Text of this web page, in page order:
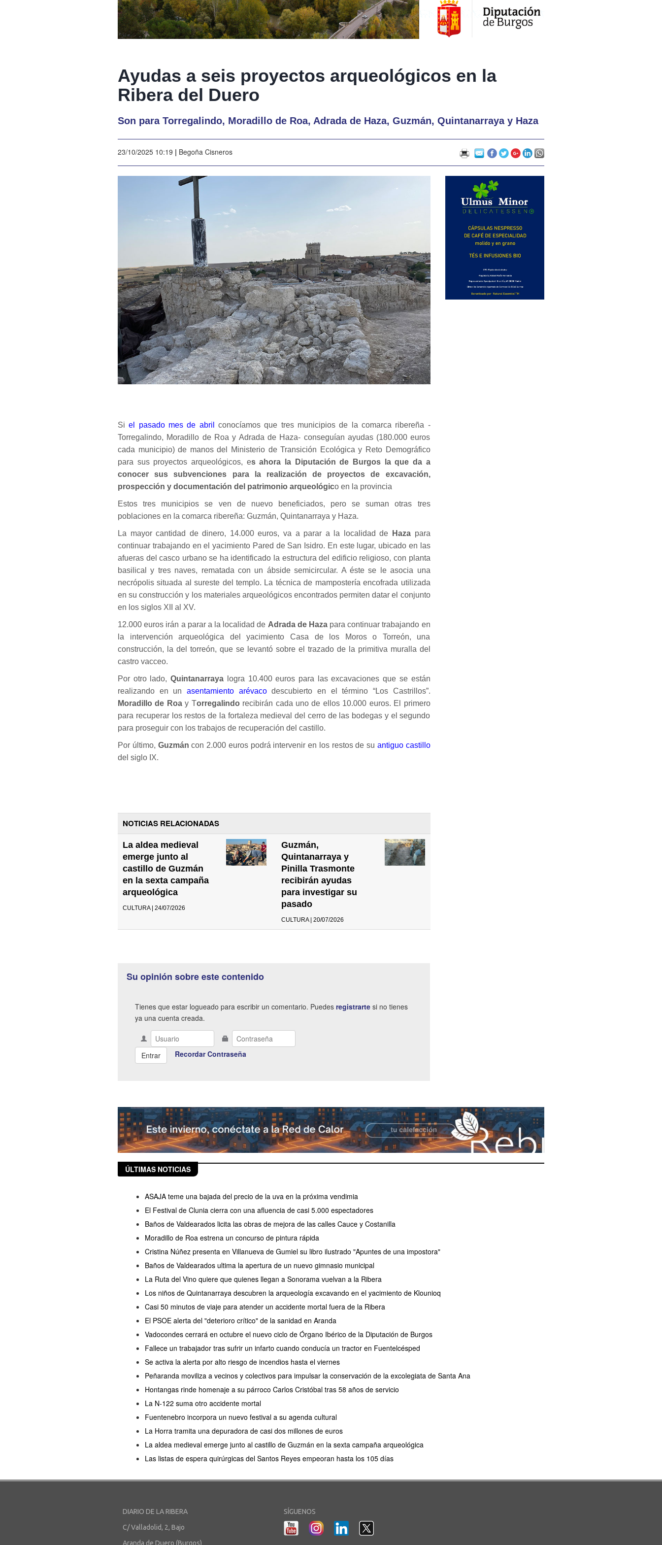
Ayudas a seis proyectos arqueológicos en la
Ribera del Duero
Son para Torregalindo, Moradillo de Roa, Adrada de Haza, Guzmán, Quintanarraya y Haza
23/10/2025 10:19 | Begoña Cisneros
Siel pasado mes de abril
conocíamos que tres municipios de la comarca ribereña -
Torregalindo, Moradillo de Roa y Adrada de Haza- conseguían ayudas (180.000 euros
cada municipio) de manos del Ministerio de Transición Ecológica y Reto Demográfico
para sus proyectos arqueológicos, es ahora la Diputación de Burgos la que da a
conocer sus subvenciones para la realización de proyectos de excavación,
prospección y documentación del patrimonio arqueológico en la provincia
Estos tres municipios se ven de nuevo beneficiados, pero se suman otras tres
poblaciones en la comarca ribereña: Guzmán, Quintanarraya y Haza.
La mayor cantidad de dinero, 14.000 euros, va a parar a la localidad de Hazapara
continuar trabajando en el yacimiento Pared de San Isidro. En este lugar, ubicado en las
afueras del casco urbano se ha identificado la estructura del edificio religioso, con planta
basilical y tres naves, rematada con un ábside semicircular. A éste se le asocia una
necrópolis situada al sureste del templo. La técnica de mampostería encofrada utilizada
en su construcción y los materiales arqueológicos encontrados permiten datar el conjunto
en los siglos XII al XV.
12.000 euros irán a parar a la localidad de Adrada de Hazapara continuar trabajando en
la intervención arqueológica del yacimiento Casa de los Moros o Torreón, una
construcción, la del torreón, que se levantó sobre el trazado de la primitiva muralla del
castro vacceo.
Por otro lado,Quintanarraya logra 10.400 euros para las excavaciones que se están
realizando en un asentamiento arévacodescubierto en el término “Los Castrillos”.
Moradillo de Roay Torregalindo recibirán cada uno de ellos 10.000 euros. El primero
para recuperar los restos de la fortaleza medieval del cerro de las bodegas y el segundo
para proseguir con los trabajos de recuperación del castillo.
Por último, Guzmán con 2.000 euros podrá intervenir en los restos de su antiguo castillo
del siglo IX.
NOTICIAS RELACIONADAS
La aldea medieval
emerge junto al
castillo de Guzmán
en la sexta campaña
arqueológica
CULTURA | 24/07/2026
Guzmán,
Quintanarraya y
Pinilla Trasmonte
recibirán ayudas
para investigar su
pasado
CULTURA | 20/07/2026
Su opinión sobre este contenido
Tienes que estar logueado para escribir un comentario. Puedes registrarte si no tienes
ya una cuenta creada.
Recordar Contraseña
ÚLTIMAS NOTICIAS
ASAJA teme una bajada del precio de la uva en la próxima vendimia
El Festival de Clunia cierra con una afluencia de casi 5.000 espectadores
Baños de Valdearados licita las obras de mejora de las calles Cauce y Costanilla
Moradillo de Roa estrena un concurso de pintura rápida
Cristina Núñez presenta en Villanueva de Gumiel su libro ilustrado "Apuntes de una impostora"
Baños de Valdearados ultima la apertura de un nuevo gimnasio municipal
La Ruta del Vino quiere que quienes llegan a Sonorama vuelvan a la Ribera
Los niños de Quintanarraya descubren la arqueología excavando en el yacimiento de Klounioq
Casi 50 minutos de viaje para atender un accidente mortal fuera de la Ribera
El PSOE alerta del "deterioro crítico" de la sanidad en Aranda
Vadocondes cerrará en octubre el nuevo ciclo de Órgano Ibérico de la Diputación de Burgos
Fallece un trabajador tras sufrir un infarto cuando conducía un tractor en Fuentelcésped
Se activa la alerta por alto riesgo de incendios hasta el viernes
Peñaranda moviliza a vecinos y colectivos para impulsar la conservación de la excolegiata de Santa Ana
Hontangas rinde homenaje a su párroco Carlos Cristóbal tras 58 años de servicio
La N-122 suma otro accidente mortal
Fuentenebro incorpora un nuevo festival a su agenda cultural
La Horra tramita una depuradora de casi dos millones de euros
La aldea medieval emerge junto al castillo de Guzmán en la sexta campaña arqueológica
Las listas de espera quirúrgicas del Santos Reyes empeoran hasta los 105 días
DIARIO DE LA RIBERA
C/ Valladolid, 2, Bajo
Aranda de Duero (Burgos)
SÍGUENOS